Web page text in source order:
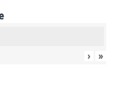
› »